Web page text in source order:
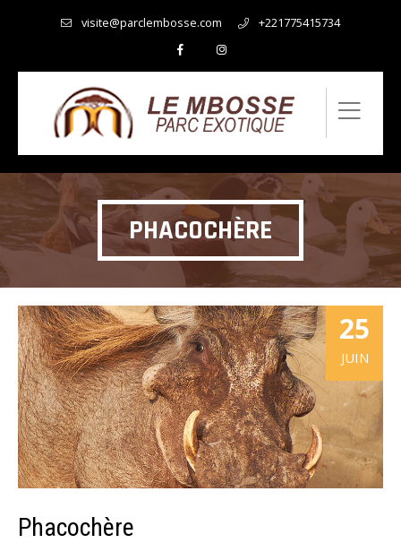
visite@parclembosse.com +221775415734
PHACOCHÈRE
25
JUIN
Phacochère